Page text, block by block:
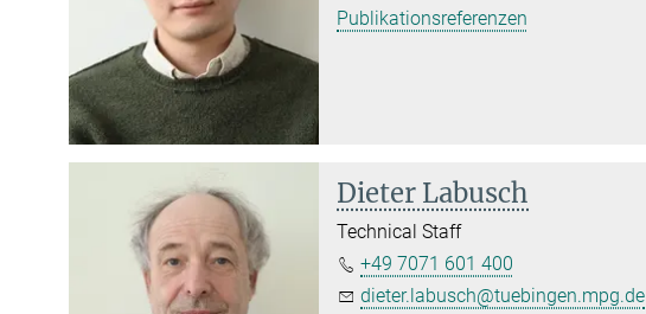
Publikationsreferenzen
Dieter Labusch
Technical Staff
+49 7071 601 400
dieter.labusch@tuebingen.mpg.de